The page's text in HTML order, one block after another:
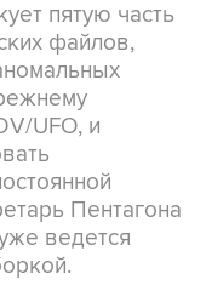
пятую часть
файлов,
UFO, и
Пентагона
ведется